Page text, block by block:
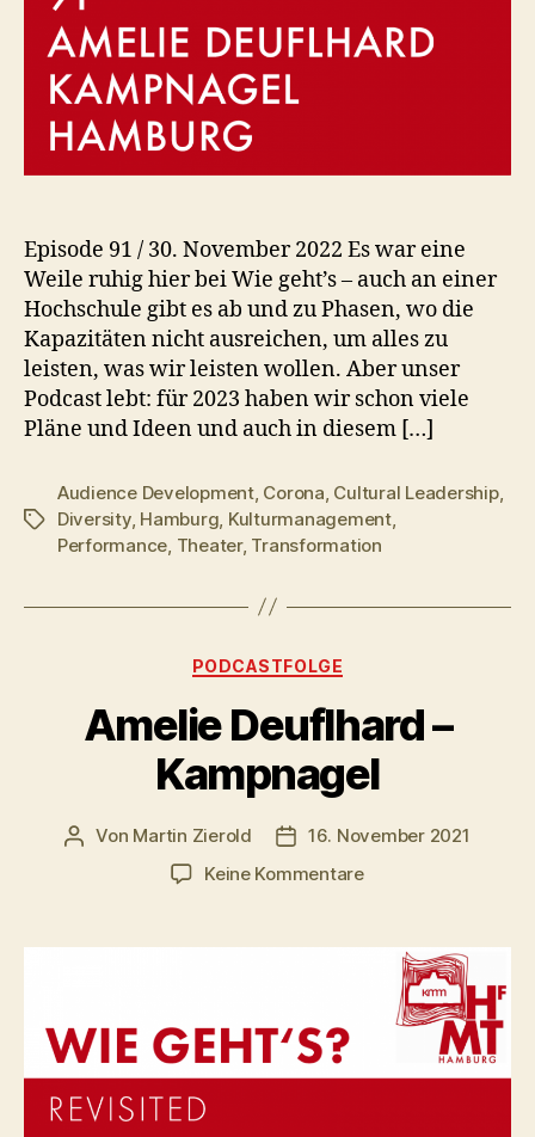
Episode 91 / 30. November 2022 Es war eine
Weile ruhig hier bei Wie geht’s – auch an einer
Hochschule gibt es ab und zu Phasen, wo die
Kapazitäten nicht ausreichen, um alles zu
leisten, was wir leisten wollen. Aber unser
Podcast lebt: für 2023 haben wir schon viele
Pläne und Ideen und auch in diesem […]
Schlagwörter
Audience Development, Corona Cultural Leadership,
Diversity, Hamburg Kulturmanagement,
Performance Theater, Transformation
Kategorien
PODCASTFOLGE
Amelie Deuflhard –
Kampnagel
Beitragsautor
Von Martin Zierold Veröffentlichungsdatum
16. November 2021
Keine Kommentarezu
–
Kampnagel